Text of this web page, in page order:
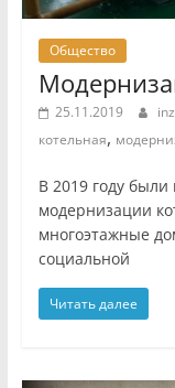
Общество
25.11.2019
котельная,
В 2019 году
модернизации
многоэтажные
социальной
Читать далее